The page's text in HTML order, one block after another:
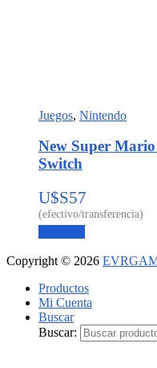
Juegos, Nintendo
New Super
Switch
U$S57
Copyright © 2026
Productos
Mi Cuenta
Buscar
Buscar: